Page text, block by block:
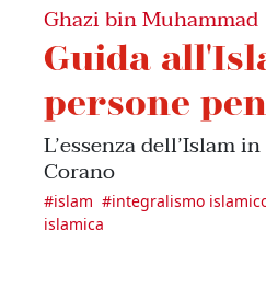
Ghazi bin Muhammad
Guida
persone
L’essenza dell’Islam
Corano
#islam #integralismo
islamica